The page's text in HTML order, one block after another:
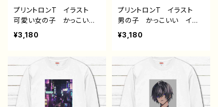
ザイン36 作：黒野京
プリントロンT イラスト
可愛い女の子 かっこいい
女子 おしゃれ服 エモ
い 病みかわいい メンヘ
ア ツートンカラー 黒
髪 白髪 銀髪 タイトス
カート 生足 ネコミミ
風 猫耳風 メンズ レデ
ィース おすすめ 個性
¥3,180
プリントロンT イラスト
男の子 かっこいい イケ
メン 少年 おしゃれ エ
モい 病みかわいい メン
ッシュ 白髪 銀髪 スー
ツ ピアス メンズ レディ
ース おすすめ 個性的
人気 イラストレーター
クリエイター 絵師 オリ
¥3,180